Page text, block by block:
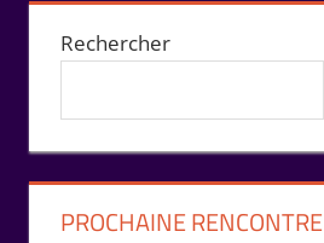
Rechercher
PROCHAINE RENCONTRE